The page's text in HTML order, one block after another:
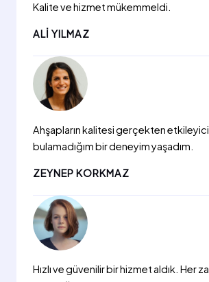
Kalite ve hizmet mükemmeldi.
ALI YILMAZ
Ahşapların kalitesi gerçekten
bulamadığım bir deneyim yaşadım.
ZEYNEP KORKMAZ
Hızlı ve güvenilir bir hizmet aldık. Her